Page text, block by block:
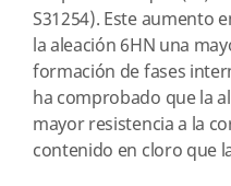
S31254). Este aumento
la aleación 6HN una
formación de fases
ha comprobado que la
mayor resistencia a la
contenido en cloro que